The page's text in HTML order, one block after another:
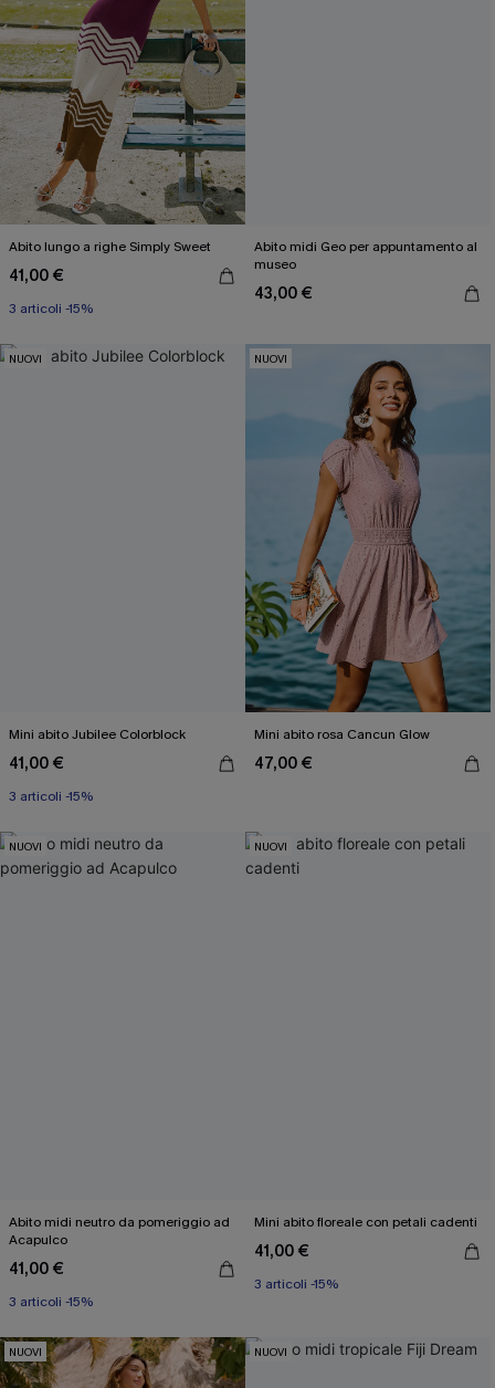
Abito lungo a righe Simply Sweet
41,00 €
3 articoli -15%
Abito midi Geo per appuntamento al
museo
43,00 €
NUOVI
Mini abito Jubilee Colorblock
41,00 €
3 articoli -15%
NUOVI
Mini abito rosa Cancun Glow
47,00 €
NUOVI
Abito midi neutro da pomeriggio ad
Acapulco
41,00 €
3 articoli -15%
NUOVI
Mini abito floreale con petali cadenti
41,00 €
3 articoli -15%
NUOVI NUOVI